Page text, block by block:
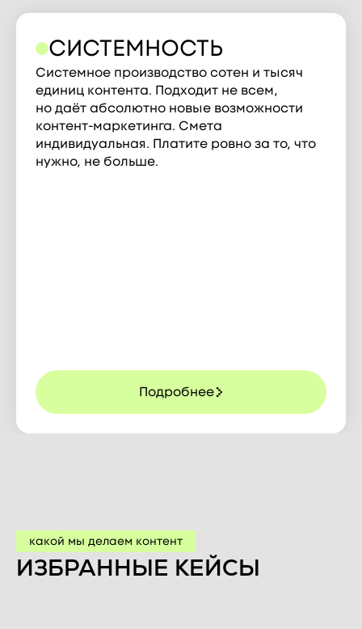
СИСТЕМНОСТЬ
Системное производство сотен и тысяч
единиц контента. Подходит не всем,
но даёт абсолютно новые возможности
контент-маркетинга. Смета
индивидуальная. Платите ровно за то, что
нужно, не больше.
Подробнее
какой мы делаем контент
ИЗБРАННЫЕ КЕЙСЫ